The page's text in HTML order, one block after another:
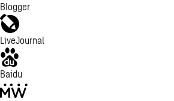
Blogger
LiveJournal
Baidu